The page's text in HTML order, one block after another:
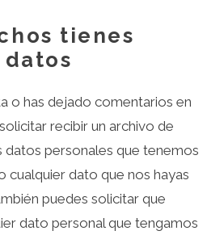
tienes
o has dejado comentarios en
recibir un archivo de
personales que tenemos
cualquier dato que nos hayas
puedes solicitar que
dato personal que tengamos